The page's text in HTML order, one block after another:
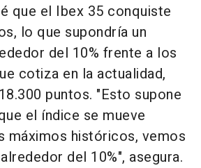
que el Ibex 35 conquiste
lo que supondría un
del 10% frente a los
cotiza en la actualidad,
puntos. "Esto supone
el índice se mueve
máximos históricos, vemos
del 10%", asegura.